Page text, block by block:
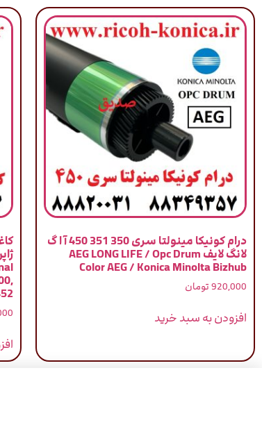
درام کونیکا مینولتا سری 350 351 450 آ ا گ
لانگ لایف AEG LONG LIFE / Opc Drum
Color AEG / Konica Minolta Bizhub
920,000 تومان
افزودن به سبد خرید